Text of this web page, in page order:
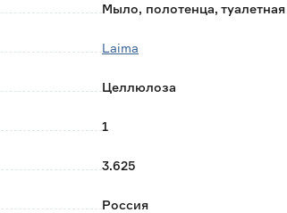
Мыло, полотенца, туалетная
Laima
Целлюлоза
1
3.625
Россия